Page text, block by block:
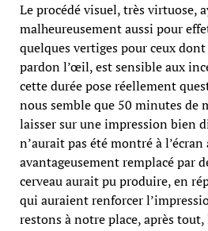
Le procédé visuel, très virtuose,
malheureusement aussi pour
quelques vertiges pour ceux
pardon l’œil, est sensible aux
cette durée pose réellement
nous semble que 50 minutes de
laisser sur une impression bien
n’aurait pas été montré à
avantageusement remplacé par
cerveau aurait pu produire, en
qui auraient renforcer
restons à notre place, après